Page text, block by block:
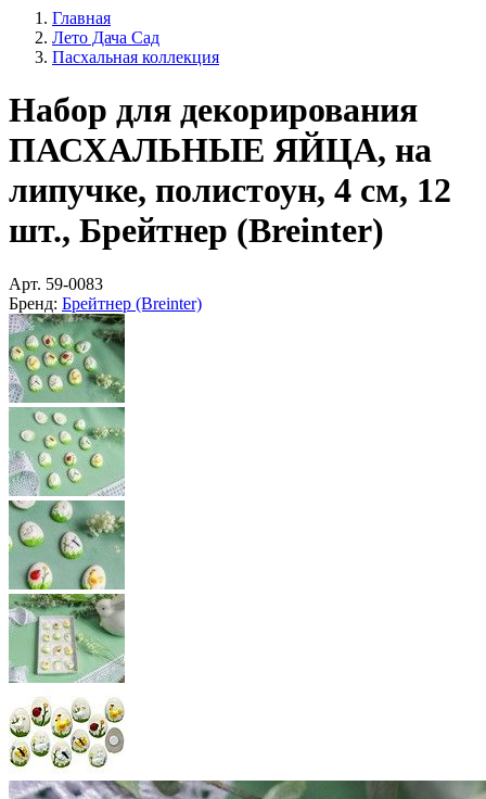
Главная
Лето Дача Сад
Пасхальная коллекция
Набор для декорирования
ПАСХАЛЬНЫЕ ЯЙЦА, на
липучке, полистоун, 4 см, 12
шт., Брейтнер (Breinter)
Арт. 59-0083
Бренд: Брейтнер (Breinter)